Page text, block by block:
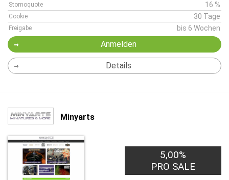
Stornoquote 16 %
Cookie 30 Tage
Freigabe bis 6 Wochen
Anmelden
Details
Minyarts
5,00%
PRO SALE